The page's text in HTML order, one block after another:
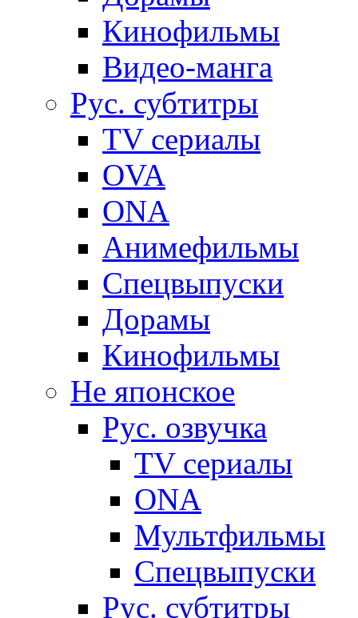
Кинофильмы
Видео-манга
Рус. субтитры
TV сериалы
OVA
ONA
Анимефильмы
Спецвыпуски
Дорамы
Кинофильмы
Не японское
Рус. озвучка
TV сериалы
ONA
Мультфильмы
Спецвыпуски
Рус. субтитры